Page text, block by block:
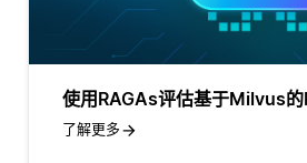
使用RAGAs评估基于Milvus的
了解更多